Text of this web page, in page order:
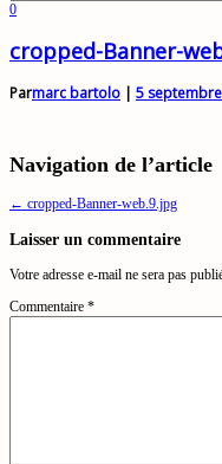
0
cropped-Banner-
Parmarc bartolo | 5
Navigation de l’article
← cropped-Banner-web.9.jpg
Laisser un commentaire
Votre adresse e-mail ne sera pas
Commentaire *